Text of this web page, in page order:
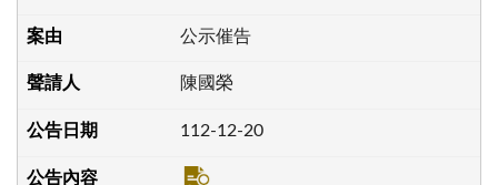
公示催告
陳國榮
112-12-20